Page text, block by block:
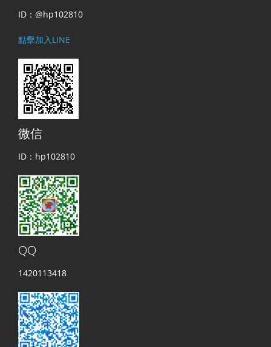
ID：@hp102810
點擊加入LINE
微信
ID：hp102810
QQ
1420113418